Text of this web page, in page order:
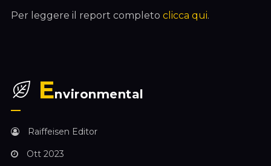
Per leggere il report completo clicca qui.
Environmental
Raiffeisen Editor
Ott 2023